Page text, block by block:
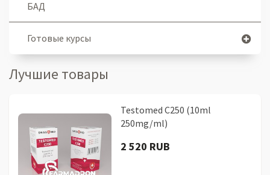
БАД
Готовые курсы
Лучшие товары
Testomed C250 (10ml
250mg/ml)
2 520 RUB